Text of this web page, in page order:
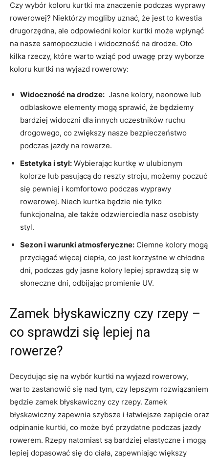
Czy wybór koloru kurtki ma znaczenie podczas wyprawy
rowerowej?‍ Niektórzy mogliby uznać, że jest to kwestia
⁣drugorzędna, ale‌ odpowiedni kolor kurtki może wpłynąć
na nasze samopoczucie i widoczność na drodze. Oto
kilka rzeczy, które warto wziąć pod uwagę przy wyborze
‌koloru kurtki na wyjazd‍ rowerowy: ⁣
Widoczność na drodze: ‍ Jasne kolory, neonowe lub
odblaskowe‌ elementy mogą sprawić, że będziemy
bardziej widoczni dla innych uczestników ruchu
‍drogowego, co zwiększy nasze ⁣bezpieczeństwo
podczas jazdy na rowerze.
Estetyka i styl: ⁣Wybierając kurtkę w ulubionym
⁤kolorze lub pasującą⁤ do reszty stroju, możemy poczuć
się pewniej i komfortowo podczas ⁣wyprawy
‍rowerowej. Niech kurtka będzie nie tylko
funkcjonalna, ale także odzwierciedla nasz osobisty
‍styl.
Sezon i​ warunki⁢ atmosferyczne: Ciemne⁤ kolory mogą
przyciągać więcej ciepła, co ⁤jest korzystne w chłodne
dni, podczas gdy jasne kolory ‍lepiej sprawdzą się w
słoneczne⁤ dni, ⁣odbijając promienie⁣ UV.
Zamek błyskawiczny czy rzepy –
‍co sprawdzi się‌ lepiej na
rowerze?
Decydując się na ‌wybór kurtki na wyjazd rowerowy, ​
warto ⁤zastanowić się nad tym, czy lepszym rozwiązaniem
będzie zamek błyskawiczny czy rzepy. Zamek
błyskawiczny ‌zapewnia szybsze⁤ i ⁣łatwiejsze zapięcie oraz
⁣odpinanie kurtki, co może być ⁣przydatne ⁣podczas jazdy
rowerem. Rzepy natomiast są bardziej elastyczne i mogą
lepiej dopasować się do ciała,⁢ zapewniając ‍większy